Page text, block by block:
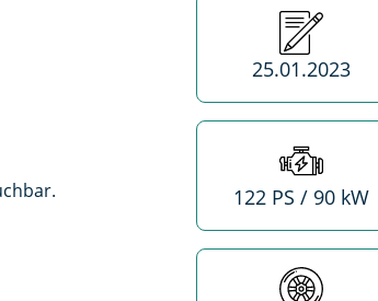
25.01.2023
Leistung
122 PS / 90 kW
Antrieb